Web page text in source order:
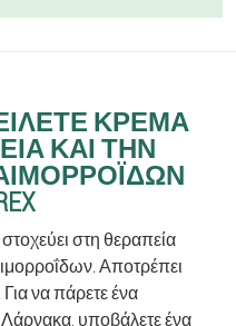
ΚΡΈΜΑ
ΚΑΙ ΤΗΝ
στη θεραπεία
Αποτρέπει
να πάρετε ένα
υποβάλετε ένα